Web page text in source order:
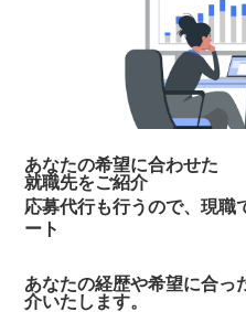
あなたの希望に合わせた
就職先をご紹介
応募代行も行うので、現職
ート
あなたの経歴や希望に合っ
介いたします。